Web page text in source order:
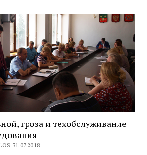
гроза и техобслуживание
31.07.2018